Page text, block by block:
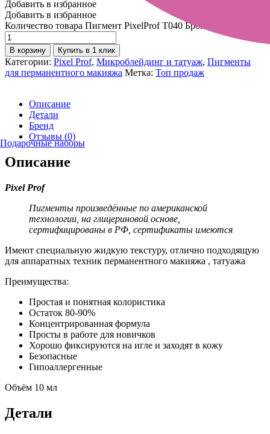
Подарочные наборы
Добавить в избранное
Добавить в избранное
Количество товара Пигмент PixelProf Т040 Бронзовый загар
В корзину Купить в 1 клик
Категории: Pixel Prof, Микроблейдинг и татуаж, Пигменты
для перманентного макияжа Метка: Топ продаж
Описание
Детали
Бренд
Отзывы (0)
Описание
Pixel Prof
Пигменты произведённые по американской
технологии, на глицериновой основе,
сертифицированы в РФ, сертификаты имеются
Имеют специальную жидкую текстуру, отлично подходящую
для аппаратных техник перманентного макияжа , татуажа
Преимущества:
Простая и понятная колористика
Остаток 80-90%
Концентрированная формула
Просты в работе для новичков
Хорошо фиксируются на игле и заходят в кожу
Безопасные
Гипоаллергенные
Объём 10 мл
Детали